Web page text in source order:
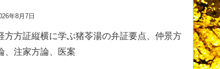
年8月7日
方方証縦横に学ぶ猪苓湯の弁証要点、仲景方
、注家方論、医案